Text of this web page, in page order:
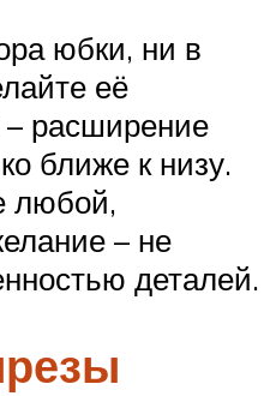
юбки, ни в
её
расширение
ближе к низу.
любой,
– не
деталей.